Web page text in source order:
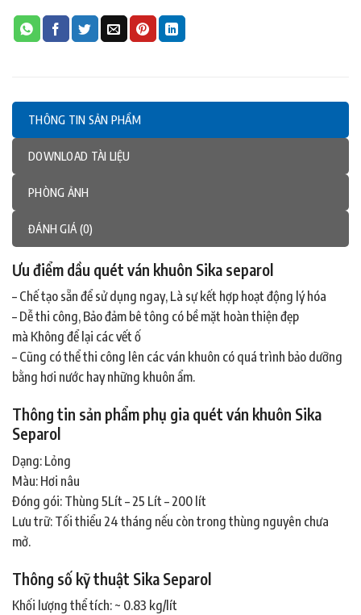
THÔNG TIN SẢN PHẨM
DOWNLOAD TÀI LIỆU
PHÒNG ẢNH
ĐÁNH GIÁ (0)
Ưu điểm dầu quét ván khuôn Sika separol
– Chế tạo sẵn để sử dụng ngay, Là sự kết hợp hoạt động lý hóa
– Dễ thi công, Bảo đảm bê tông có bề mặt hoàn thiện đẹp
mà Không để lại các vết ố
– Cũng có thể thi công lên các ván khuôn có quá trình bảo dưỡng
bằng hơi nước hay những khuôn ẩm.
Thông tin sản phẩm phụ gia quét ván khuôn Sika
Separol
Dạng: Lỏng
Màu: Hơi nâu
Đóng gói: Thùng 5Lít – 25 Lít – 200 lít
Lưu trữ: Tối thiểu 24 tháng nếu còn trong thùng nguyên chưa
mở.
Thông số kỹ thuật Sika Separol
Khối lượng thể tích: ~ 0.83 kg/lít